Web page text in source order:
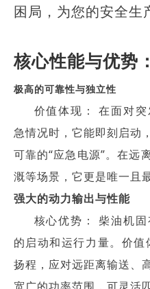
困局，为您的安全生
核心性能与优势：
极高的可靠性与独立性
价值体现： 在面对
急情况时，它能即刻启动
可靠的“应急电源”。在远
溉等场景，它更是唯一且
强大的动力输出与性能
核心优势： 柴油机
的启动和运行力量。 价值
扬程，应对远距离输送、